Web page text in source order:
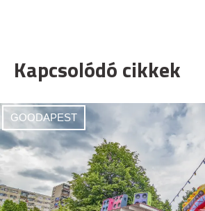
Kapcsolódó cikkek
GOODAPEST